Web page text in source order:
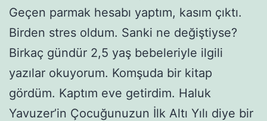
Geçen parmak hesabı yaptım, kasım çıktı.
Birden stres oldum. Sanki ne değiştiyse?
Birkaç gündür 2,5 yaş bebeleriyle ilgili
yazılar okuyorum. Komşuda bir kitap
gördüm. Kaptım eve getirdim. Haluk
Yavuzer’in Çocuğunuzun İlk Altı Yılı diye bir